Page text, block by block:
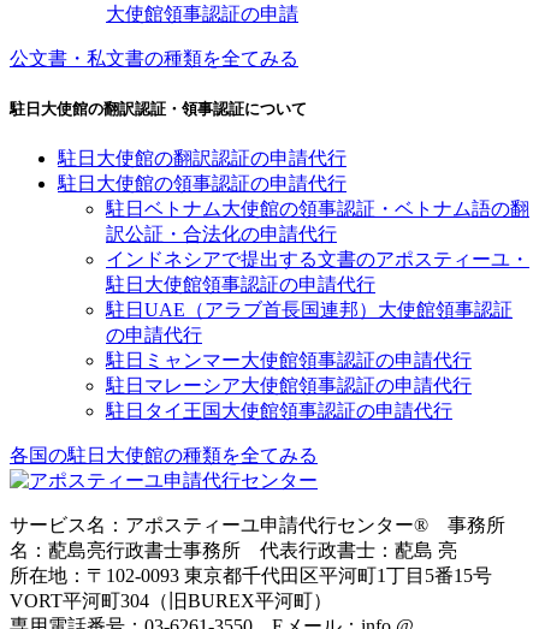
大使館領事認証の申請
公文書・私文書の種類を全てみる
駐日大使館の翻訳認証・領事認証について
駐日大使館の翻訳認証の申請代行
駐日大使館の領事認証の申請代行
駐日ベトナム大使館の領事認証・ベトナム語の翻
訳公証・合法化の申請代行
インドネシアで提出する文書のアポスティーユ・
駐日大使館領事認証の申請代行
駐日UAE（アラブ首長国連邦）大使館領事認証
の申請代行
駐日ミャンマー大使館領事認証の申請代行
駐日マレーシア大使館領事認証の申請代行
駐日タイ王国大使館領事認証の申請代行
各国の駐日大使館の種類を全てみる
サービス名：アポスティーユ申請代行センター® 事務所
名：蓜島亮行政書士事務所 代表行政書士：蓜島 亮
所在地：〒102-0093 東京都千代田区平河町1丁目5番15号
VORT平河町304（旧BUREX平河町）